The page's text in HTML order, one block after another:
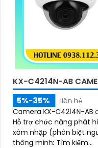
KX-C4214N-AB
5%-35%
liên hệ
Camera KX-C4214N-AB
Hỗ trợ chức năng phát
xâm nhập (phân biệt người và
thông minh: Tìm kiếm...